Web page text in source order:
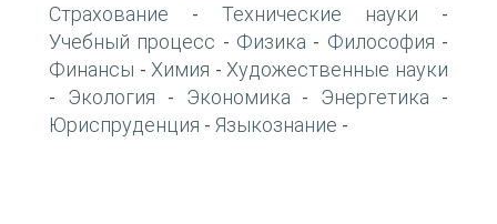
Страхование - Технические науки -
Учебный процесс - Физика - Философия -
Финансы - Химия - Художественные науки
- Экология - Экономика - Энергетика -
Юриспруденция - Языкознание -